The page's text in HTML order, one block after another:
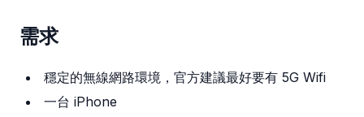
需求
穩定的無線網路環境，官方建議最好要有 5G Wifi
一台 iPhone